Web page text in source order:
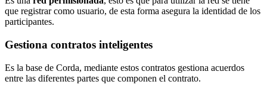
que registrar como usuario, de esta forma asegura la identidad de los
participantes.
Gestiona contratos inteligentes
Es la base de Corda, mediante estos contratos gestiona acuerdos
entre las diferentes partes que componen el contrato.